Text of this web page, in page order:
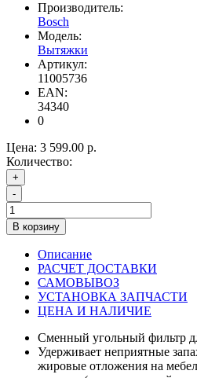
Производитель:
Bosch
Модель:
Вытяжки
Артикул:
11005736
EAN:
34340
0
Цена: 3 599.00 р.
Количество:
+
-
В корзину
Описание
РАСЧЕТ ДОСТАВКИ
САМОВЫВОЗ
УСТАНОВКА ЗАПЧАСТИ
ЦЕНА И НАЛИЧИЕ
Сменный угольный фильтр
Удерживает неприятные
жировые отложения на